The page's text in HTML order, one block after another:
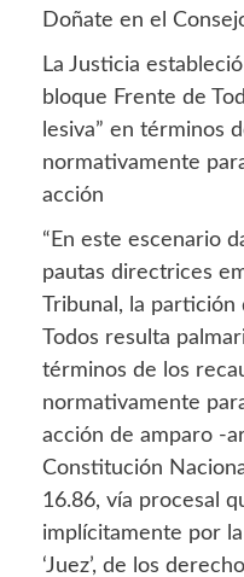
Doñate en el
La Justicia
bloque Frente de
lesiva” en términos
normativamente
acción
“En este escenario
pautas directrices
Tribunal, la
Todos resulta
términos de los
normativamente
acción de amparo -
Constitución
16.86, vía procesal
implícitamente por
‘Juez’, de los